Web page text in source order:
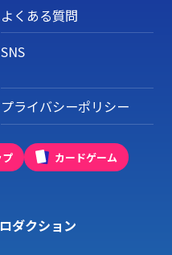
よくある質問
SNS
プライバシーポリシー
プ カードゲーム
ダクション